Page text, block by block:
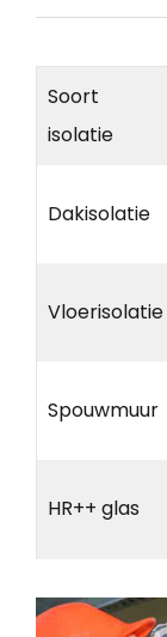
Soort
isolatie
Dakisolatie
Vloerisolatie
Spouwmuur
HR++ glas